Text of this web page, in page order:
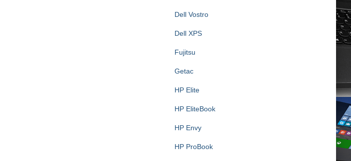
Dell Vostro
Dell XPS
Fujitsu
Getac
HP Elite
HP EliteBook
HP Envy
HP ProBook